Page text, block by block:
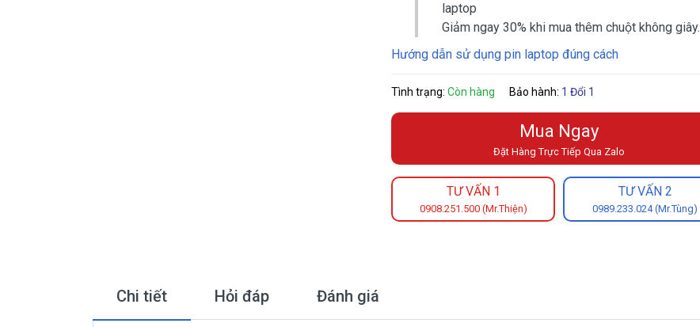
laptop
Giảm ngay 30% khi mua thêm chuột không giây.
Hướng dẫn sử dụng pin laptop đúng cách
Tình trạng:Còn hàng Bảo hành: 1 Đổi 1
Mua Ngay
Đặt Hàng Trực Tiếp Qua Zalo
TƯ VẤN 1
0908.251.500 (Mr.Thiện)
TƯ VẤN 2
0989.233.024 (Mr.Tùng)
Chi tiết Hỏi đáp Đánh giá